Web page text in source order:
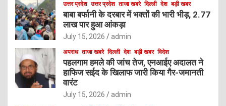
उत्तर प्रदेश उत्तर प्रदेश ताजा खबरे दिल्ली देश बड़ी खबर
बाबा बर्फानी के दरबार में भक्तों की भारी भीड़, 2.77
लाख पार हुआ आंकड़ा
July 15, 2026 admin
अपराध ताजा खबरे दिल्ली देश बड़ी खबर विदेश
पहलगाम हमले की जांच तेज, एनआईए अदालत ने
हाफिज सईद के खिलाफ जारी किया गैर-जमानती
वारंट
July 15, 2026 admin